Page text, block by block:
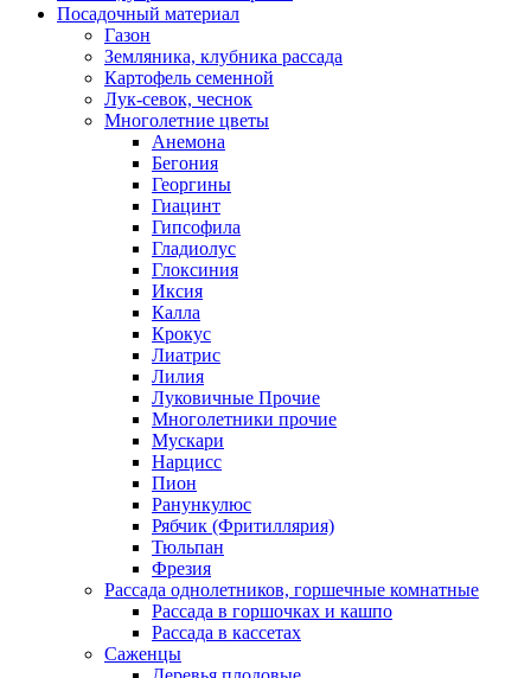
Посадочный материал
Газон
Земляника, клубника рассада
Картофель семенной
Лук-севок, чеснок
Многолетние цветы
Анемона
Бегония
Георгины
Гиацинт
Гипсофила
Гладиолус
Глоксиния
Иксия
Калла
Крокус
Лиатрис
Лилия
Луковичные Прочие
Многолетники прочие
Мускари
Нарцисс
Пион
Ранункулюс
Рябчик (Фритиллярия)
Тюльпан
Фрезия
Рассада однолетников, горшечные комнатные
Рассада в горшочках и кашпо
Рассада в кассетах
Саженцы